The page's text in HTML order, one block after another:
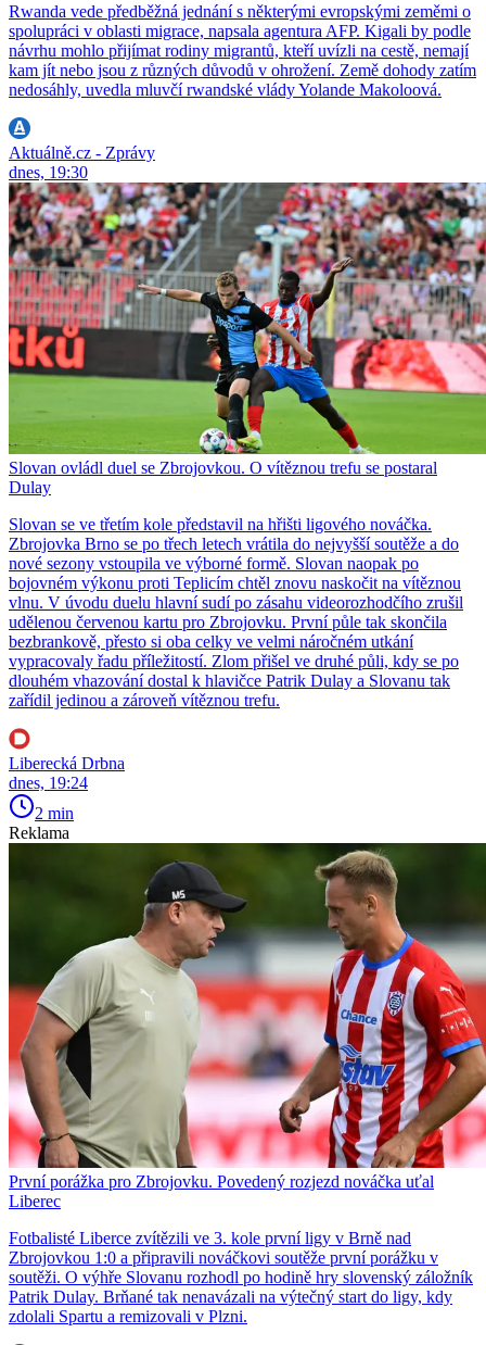
Rwanda vede předběžná jednání s některými evropskými zeměmi o
spolupráci v oblasti migrace, napsala agentura AFP. Kigali by podle
návrhu mohlo přijímat rodiny migrantů, kteří uvízli na cestě, nemají
kam jít nebo jsou z různých důvodů v ohrožení. Země dohody zatím
nedosáhly, uvedla mluvčí rwandské vlády Yolande Makoloová.
Aktuálně.cz - Zprávy
dnes, 19:30
Slovan ovládl duel se Zbrojovkou. O vítěznou trefu se postaral
Dulay
Slovan se ve třetím kole představil na hřišti ligového nováčka.
Zbrojovka Brno se po třech letech vrátila do nejvyšší soutěže a do
nové sezony vstoupila ve výborné formě. Slovan naopak po
bojovném výkonu proti Teplicím chtěl znovu naskočit na vítěznou
vlnu. V úvodu duelu hlavní sudí po zásahu videorozhodčího zrušil
udělenou červenou kartu pro Zbrojovku. První půle tak skončila
bezbrankově, přesto si oba celky ve velmi náročném utkání
vypracovaly řadu příležitostí. Zlom přišel ve druhé půli, kdy se po
dlouhém vhazování dostal k hlavičce Patrik Dulay a Slovanu tak
zařídil jedinou a zároveň vítěznou trefu.
Liberecká Drbna
dnes, 19:24
2 min
Reklama
První porážka pro Zbrojovku. Povedený rozjezd nováčka uťal
Liberec
Fotbalisté Liberce zvítězili ve 3. kole první ligy v Brně nad
Zbrojovkou 1:0 a připravili nováčkovi soutěže první porážku v
soutěži. O výhře Slovanu rozhodl po hodině hry slovenský záložník
Patrik Dulay. Brňané tak nenavázali na výtečný start do ligy, kdy
zdolali Spartu a remizovali v Plzni.